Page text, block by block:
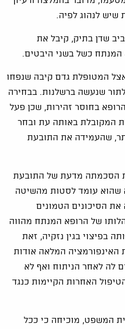
שיש לנהוג לפיה.
שדן בתיק, קיבל את
המנתח כשל בשני היבטים.
המטופלת גדם קיבה שנפחו
היא אלתור שנעשה ברשלנות. בבחירה
בחוסר זהירות, שכן פעל
המקובלת באותה עת ובחר
שהעמידה את התובעת
הסכמתה מדעת של התובעת
שהוא עומד לסטות מהשיטה
את הסיכונים הטמונים
של הרופא המנתח מהווה
בפיצוי בגין נזקיה, זאת
המלאה אודות
לה לאחר הניתוח ואף לא
האחרות הקיימות כנגד
המשפט, מוכיחה כי ככל